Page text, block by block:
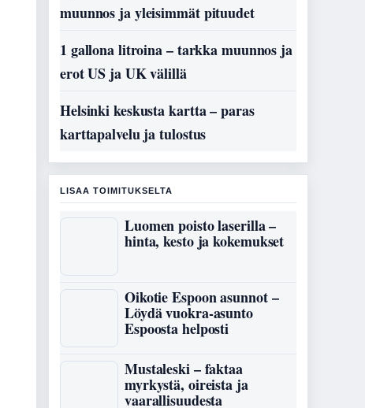
muunnos ja yleisimmät pituudet
1 gallona litroina – tarkka muunnos ja
erot US ja UK välillä
Helsinki keskusta kartta – paras
karttapalvelu ja tulostus
LISAA TOIMITUKSELTA
Luomen poisto laserilla –
hinta, kesto ja kokemukset
Oikotie Espoon asunnot –
Löydä vuokra-asunto
Espoosta helposti
Mustaleski – faktaa
myrkystä, oireista ja
vaarallisuudesta